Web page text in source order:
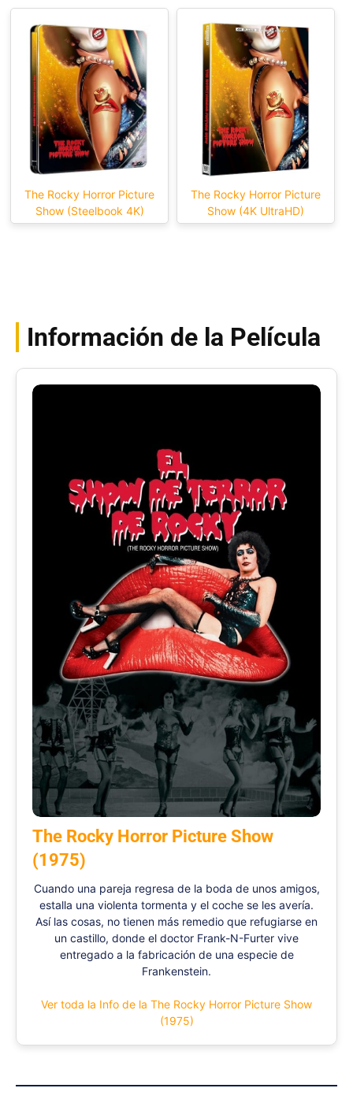
The Rocky Horror Picture
Show (Steelbook 4K)
The Rocky Horror Picture
Show (4K UltraHD)
Información de la Película
The Rocky Horror Picture Show
(1975)
Cuando una pareja regresa de la boda de unos amigos,
estalla una violenta tormenta y el coche se les avería.
Así las cosas, no tienen más remedio que refugiarse en
un castillo, donde el doctor Frank-N-Furter vive
entregado a la fabricación de una especie de
Frankenstein.
Ver toda la Info de la The Rocky Horror Picture Show
(1975)